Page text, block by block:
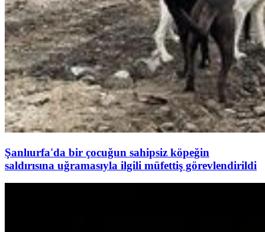
Şanlıurfa'da bir çocuğun sahipsiz köpeğin
saldırısına uğramasıyla ilgili müfettiş görevlendirildi